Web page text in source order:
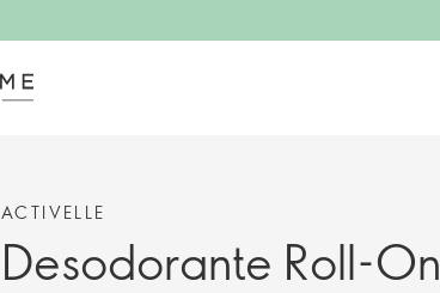
ACTIVELLE
Desodorante Roll-On